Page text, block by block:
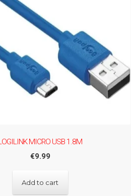
MICRO USB 1.8M
€9.99
Add to cart